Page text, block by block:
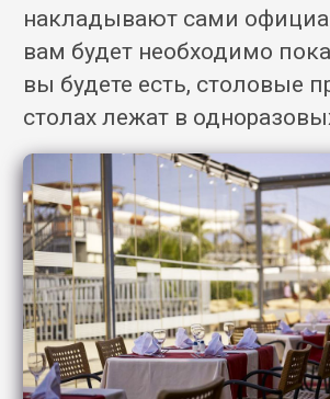
накладывают сами
вам будет необходимо
вы будете есть, столовые
столах лежат в